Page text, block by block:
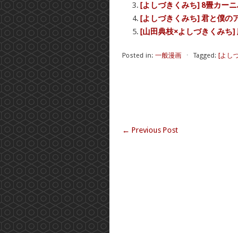
[よしづきくみち] 8畳カー
[よしづきくみち] 君と僕の
[山田典枝×よしづきくみち
Posted in: 一般漫画 ⋅ Tagged: [よし
← Previous Post